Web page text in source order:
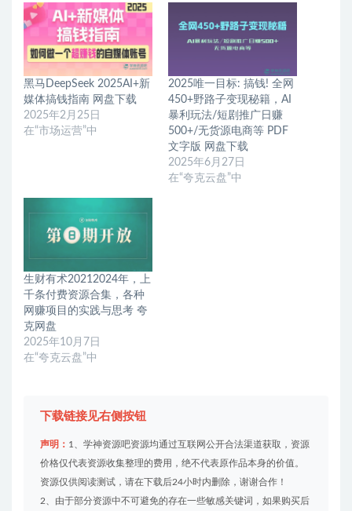
黑马DeepSeek 2025AI+新
媒体搞钱指南 网盘下载
2025年2月25日
在“市场运营”中
2025唯一目标: 搞钱! 全网
450+野路子变现秘籍，AI
暴利玩法/短剧推广日赚
500+/无货源电商等 PDF
文字版 网盘下载
2025年6月27日
在“夸克云盘”中
生财有术20212024年，上
千条付费资源合集，各种
网赚项目的实践与思考 夸
克网盘
2025年10月7日
在“夸克云盘”中
下载链接见右侧按钮
声明： 1、学神资源吧资源均通过互联网公开合法渠道获取，资源
价格仅代表资源收集整理的费用，绝不代表原作品本身的价值。
资源仅供阅读测试，请在下载后24小时内删除，谢谢合作！
2、由于部分资源中不可避免的存在一些敏感关键词，如果购买后